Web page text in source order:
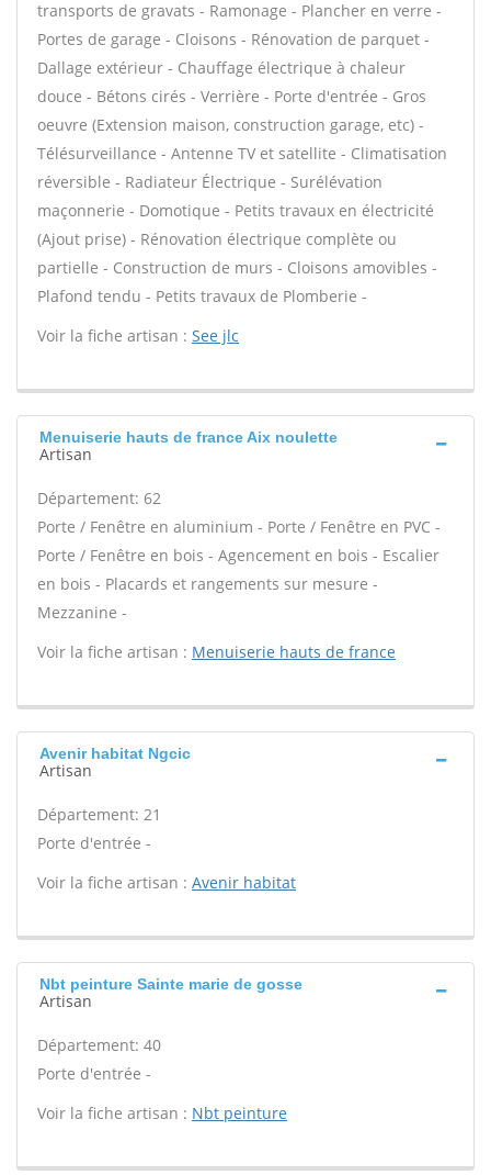
transports de gravats - Ramonage - Plancher en verre -
Portes de garage - Cloisons - Rénovation de parquet -
Dallage extérieur - Chauffage électrique à chaleur
douce - Bétons cirés - Verrière - Porte d'entrée - Gros
oeuvre (Extension maison, construction garage, etc) -
Télésurveillance - Antenne TV et satellite - Climatisation
réversible - Radiateur Électrique - Surélévation
maçonnerie - Domotique - Petits travaux en électricité
(Ajout prise) - Rénovation électrique complète ou
partielle - Construction de murs - Cloisons amovibles -
Plafond tendu - Petits travaux de Plomberie -
Voir la fiche artisan : See jlc
Menuiserie hauts de france Aix noulette
Artisan
Département: 62
Porte / Fenêtre en aluminium - Porte / Fenêtre en PVC -
Porte / Fenêtre en bois - Agencement en bois - Escalier
en bois - Placards et rangements sur mesure -
Mezzanine -
Voir la fiche artisan : Menuiserie hauts de france
Avenir habitat Ngcic
Artisan
Département: 21
Porte d'entrée -
Voir la fiche artisan : Avenir habitat
Nbt peinture Sainte marie de gosse
Artisan
Département: 40
Porte d'entrée -
Voir la fiche artisan : Nbt peinture